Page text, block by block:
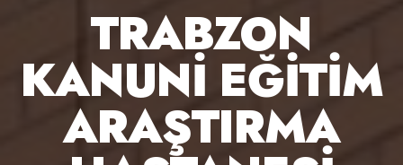
TRABZON
KANUNİ EĞİTİM
ARAŞTIRMA